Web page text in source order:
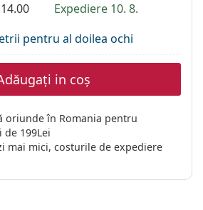
14.00
Expediere 10. 8.
pentru al doilea ochi
in coș
oriunde în Romania pentru
199Lei
mai mici, costurile de expediere